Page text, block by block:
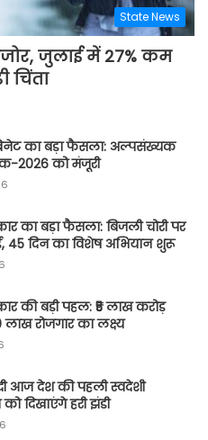
State News
जुलाई में 27% कम
चिंता
का बड़ा फैसला: अल्पसंख्यक
2026 को मंजूरी
का बड़ा फैसला: बिजली चोरी पर
45 दिन का विशेष अभियान शुरू
की बड़ी पहल: ₹5 लाख करोड़
रोजगार का लक्ष्य
आज देश की पहली स्वदेशी
को दिखाएंगे हरी झंडी